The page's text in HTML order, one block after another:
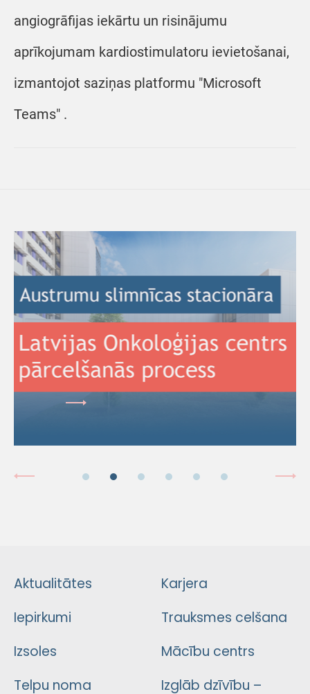
angiogrāfijas iekārtu un risinājumu
aprīkojumam kardiostimulatoru ievietošanai,
izmantojot saziņas platformu "Microsoft
Teams" .
Aktualitātes
Iepirkumi
Izsoles
Telpu noma
Karjera
Trauksmes celšana
Mācību centrs
Izglāb dzīvību –